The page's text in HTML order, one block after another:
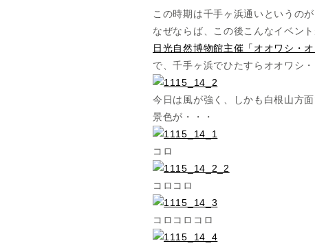
この時期は千手ヶ浜通いというの
なぜならば、この後こんなイベン
日光自然博物館主催「オオワシ・
で、千手ヶ浜でひたすらオオワシ
今日は風が強く、しかも白根山方
景色が・・・
コロ
コロコロ
コロコロコロ